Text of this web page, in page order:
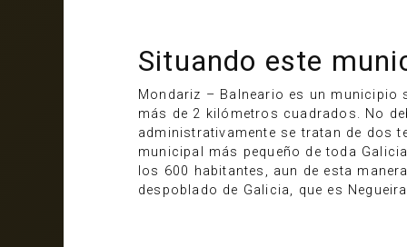
Situando este
Mondariz – Balneario es un municipio
más de 2 kilómetros cuadrados. No
administrativamente se tratan de dos
municipal más pequeño de toda
los 600 habitantes, aun de esta
despoblado de Galicia, que es